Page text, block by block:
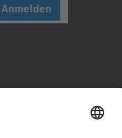
Anmelden